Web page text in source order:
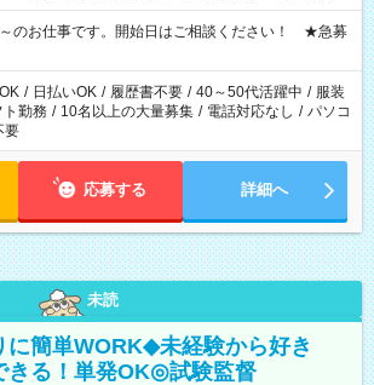
しっかり稼ぎたい」 「もう少し遅い時間から始めた
望にあったお仕事をご案内いたします。 ※未経験
は1～2ヶ月間は日中での仕事を経験いただき、 お
の夜勤になります。 ★家庭の都合でお休みが
も遠慮なくご相談ください。
のお仕事です。開始日はご相談ください！ ★急募
/ 日払いOK / 履歴書不要 / 40～50代活躍中 / 服装
ト勤務 / 10名以上の大量募集 / 電話対応なし / パソコ
要
応募する 詳細へ
未読
に簡単WORK◆未経験から好き
きる！単発OK◎試験監督